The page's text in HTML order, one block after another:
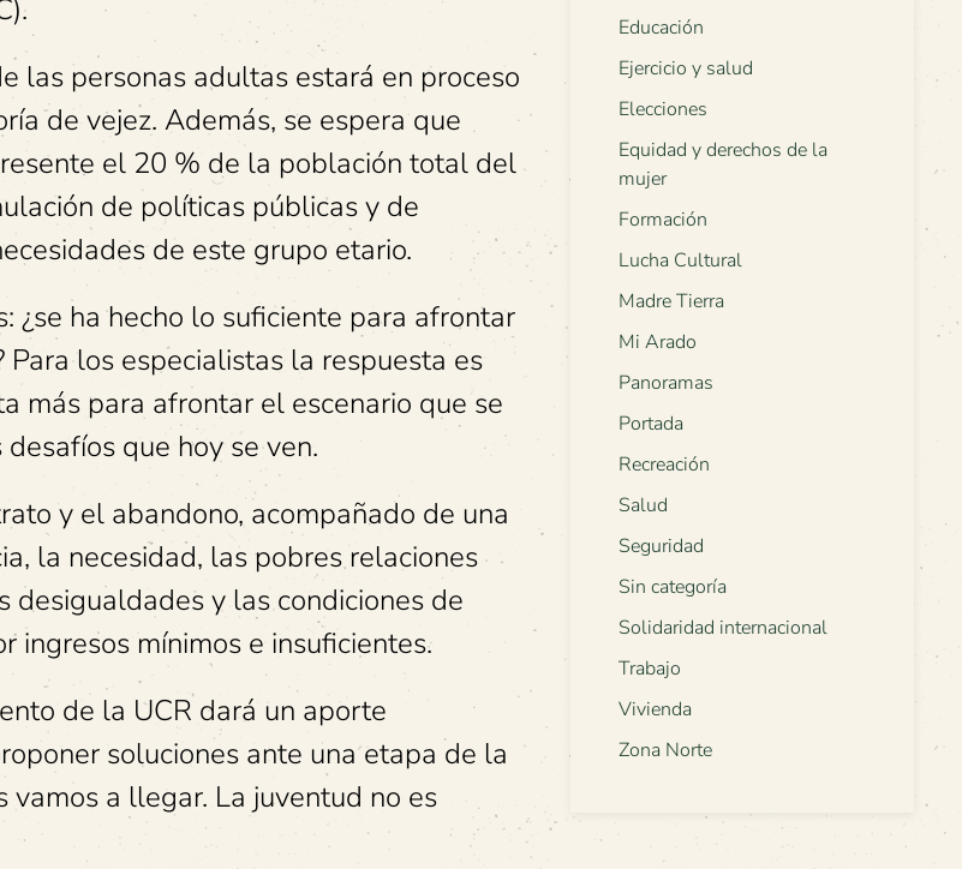
las personas adultas estará en proceso
de vejez. Además, se espera que
el 20 % de la población total del
de políticas públicas y de
de este grupo etario.
¿se ha hecho lo suficiente para afrontar
los especialistas la respuesta es
más para afrontar el escenario que se
que hoy se ven.
y el abandono, acompañado de una
la necesidad, las pobres relaciones
desigualdades y las condiciones de
ingresos mínimos e insuficientes.
de la UCR dará un aporte
soluciones ante una etapa de la
vamos a llegar. La juventud no es
Educación
Ejercicio y salud
Elecciones
Equidad y derechos de la
mujer
Formación
Lucha Cultural
Madre Tierra
Mi Arado
Panoramas
Portada
Recreación
Salud
Seguridad
Sin categoría
Solidaridad internacional
Trabajo
Vivienda
Zona Norte